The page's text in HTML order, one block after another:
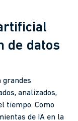
de datos
grandes
analizados,
tiempo. Como
de IA en la